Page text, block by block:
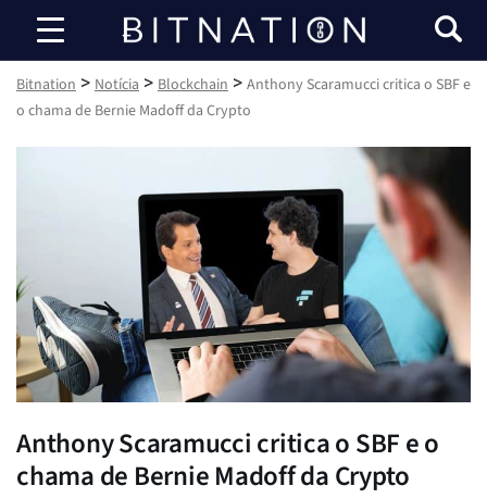
Bitnation
Bitnation > Notícia > Blockchain > Anthony Scaramucci critica o SBF e
o chama de Bernie Madoff da Crypto
Anthony Scaramucci critica o SBF e o
chama de Bernie Madoff da Crypto